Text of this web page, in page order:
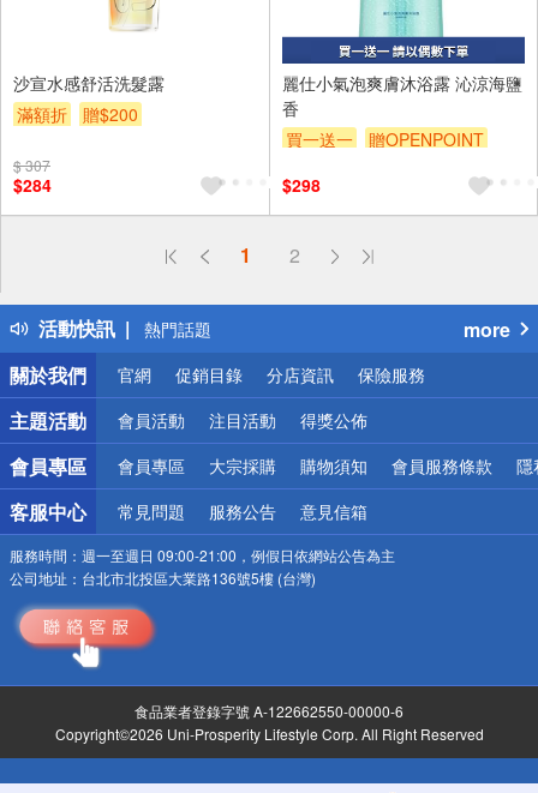
沙宣水感舒活洗髮露
滿額折
贈$200
$ 307
$284
麗仕小氣泡爽膚沐浴露 沁涼海鹽
香
買一送一
贈OPENPOINT
$298
1 2
活動快訊
偏遠地區配送
得獎公告
熱門話題
銀行優惠
偏遠地區配送
詐騙網頁！請小心！
more
關於我們
官網 促銷目錄 分店資訊 保險服務
主題活動 會員活動 注目活動 得獎公佈
會員專區 會員專區 大宗採購 購物須知 會員服務條款 隱
客服中心 常見問題 服務公告 意見信箱
服務時間： 週一至週日 09:00-21:00，例假日依網站公告為主
公司地址： 台北市北投區大業路136號5樓 (台灣)
食品業者登錄字號 A-122662550-00000-6
Copyright©2026 Uni-Prosperity Lifestyle Corp. All Right Reserved